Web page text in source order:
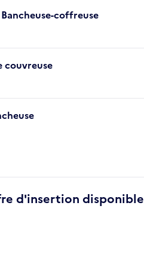
coffreuse
couvreuse
d'insertion